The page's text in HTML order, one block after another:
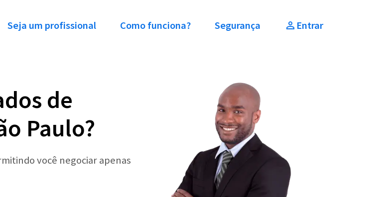
Seja um profissional Como funciona? Segurança Entrar
de
Paulo?
você negociar apenas